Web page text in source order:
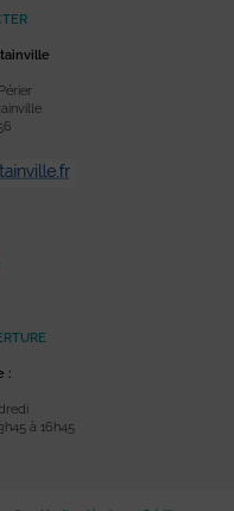
:
à 16h45